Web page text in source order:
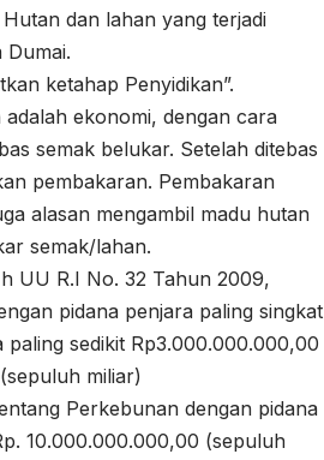
dan lahan yang terjadi
Dumai.
ketahap Penyidikan”.
ekonomi, dengan cara
semak belukar. Setelah ditebas
pembakaran. Pembakaran
alasan mengambil madu hutan
semak/lahan.
UU R.I No. 32 Tahun 2009,
pidana penjara paling singkat
sedikit Rp3.000.000.000,00
miliar)
Perkebunan dengan pidana
10.000.000.000,00 (sepuluh